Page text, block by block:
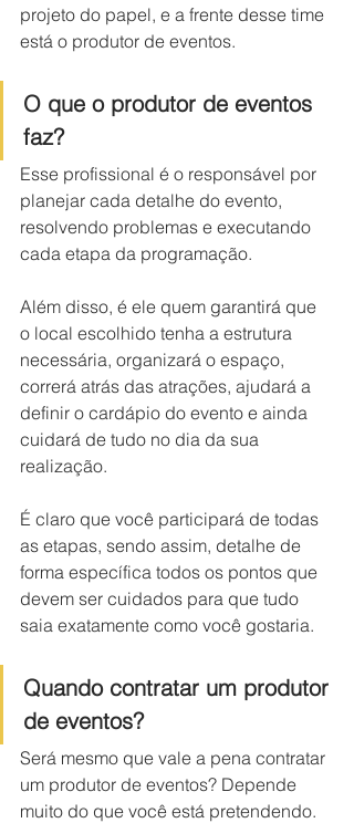
projeto do papel, e a frente desse time
está o produtor de eventos.
O que o produtor de eventos
faz?
Esse profissional é o responsável por
planejar cada detalhe do evento,
resolvendo problemas e executando
cada etapa da programação.
Além disso, é ele quem garantirá que
o local escolhido tenha a estrutura
necessária, organizará o espaço,
correrá atrás das atrações, ajudará a
definir o cardápio do evento e ainda
cuidará de tudo no dia da sua
realização.
É claro que você participará de todas
as etapas, sendo assim, detalhe de
forma específica todos os pontos que
devem ser cuidados para que tudo
saia exatamente como você gostaria.
Quando contratar um produtor
de eventos?
Será mesmo que vale a pena contratar
um produtor de eventos? Depende
muito do que você está pretendendo.